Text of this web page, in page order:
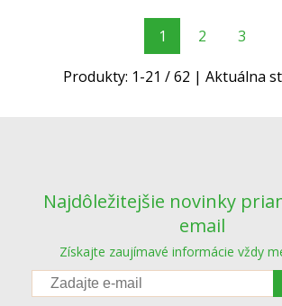
1 2 3
Produkty: 1-21 /62 | Aktuálna
Najdôležitejšie novinky
email
Získajte zaujímavé informácie vždy